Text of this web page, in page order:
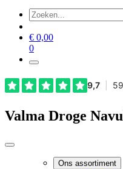
€ 0,00
0
Valma Droge
Ons assortiment